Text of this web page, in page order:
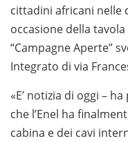
cittadini africani nelle
occasione della
“Campagne Aperte”
Integrato di via
«E’ notizia di oggi –
che l’Enel ha
cabina e dei cavi